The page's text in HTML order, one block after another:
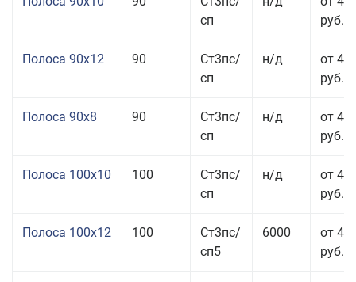
сп
руб.
Полоса 90x12 90
Ст3пс/
сп
н/д
от 42
руб.
Полоса 90x8 90
Ст3пс/
сп
н/д
от 42
руб.
Полоса 100x10 100
Ст3пс/
сп
н/д
от 41
руб.
Полоса 100x12 100
Ст3пс/
сп5
6000
от 45
руб.